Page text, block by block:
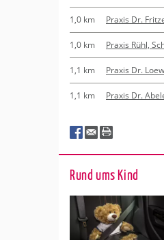
1,0 km Praxis Dr.
1,0 km Praxis Rühl,
1,1 km Praxis Dr. Loew
1,1 km Praxis Dr.
Rund ums Kind